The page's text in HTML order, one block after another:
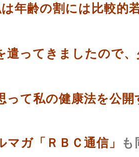
年齢の割には比較的
たので、少し
康法を公開する
ＢＣ通信」
も